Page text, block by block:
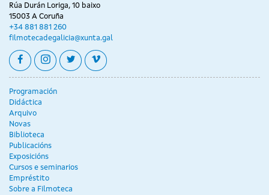
Rúa Durán Loriga, 10 baixo
15003 A Coruña
+34 881 881 260
filmotecadegalicia@xunta.gal
facebookinstagram
twittervimeo
Programación
Didáctica
Arquivo
Novas
Biblioteca
Publicacións
Exposicións
Cursos e seminarios
Empréstito
Sobre a Filmoteca